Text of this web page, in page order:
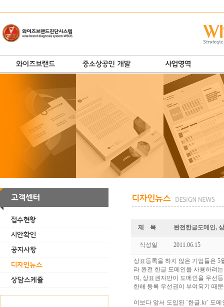
제 목 완전한글도메인,
작성일 2011.06.15
상표등록을 하지 않은 기업들은 5
라 완전 한글 도메인을 사용하려
며, 상표권자만이 도메인을 우선
한해 등록 우선권이 부여되기 때
이보다 앞서 도입된 `한글.kr` 도